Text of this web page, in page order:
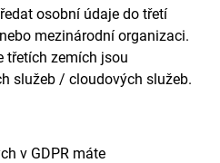
osobní údaje do třetí
mezinárodní organizaci.
třetích zemích jsou
služeb / cloudových služeb.
v GDPR máte